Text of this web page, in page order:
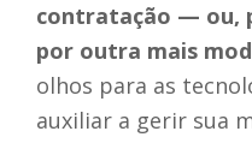
contratação — ou,
por outra mais
olhos para as
auxiliar a gerir sua